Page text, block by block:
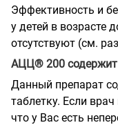
Эффективность и
у детей в возрасте
отсутствуют (см.
АЦЦ® 200 содержит
Данный препарат
таблетку. Если
что у Вас есть